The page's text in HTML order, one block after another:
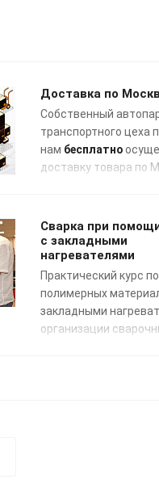
Доставка по
Собственный
транспортного цеха
нам бесплатно
доставку товара по
даты поступления
документов в график
транспортировку.
Сварка при
с закладными
нагревателями
Практический курс
полимерных
закладными
организации